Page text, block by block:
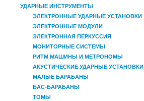
УДАРНЫЕ ИНСТРУМЕНТЫ
ЭЛЕКТРОННЫЕ УДАРНЫЕ УСТАНОВКИ
ЭЛЕКТРОННЫЕ МОДУЛИ
ЭЛЕКТРОННАЯ ПЕРКУССИЯ
МОНИТОРНЫЕ СИСТЕМЫ
РИТМ МАШИНЫ И МЕТРОНОМЫ
АКУСТИЧЕСКИЕ УДАРНЫЕ УСТАНОВКИ
МАЛЫЕ БАРАБАНЫ
БАС-БАРАБАНЫ
ТОМЫ